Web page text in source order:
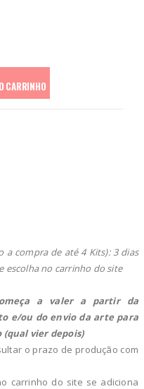
CARRINHO
a compra de até 4 Kits): 3 dias
escolha no carrinho do site
a valer a partir da
e/ou do envio da arte para
vier depois)
o prazo de produção com
carrinho do site se adiciona